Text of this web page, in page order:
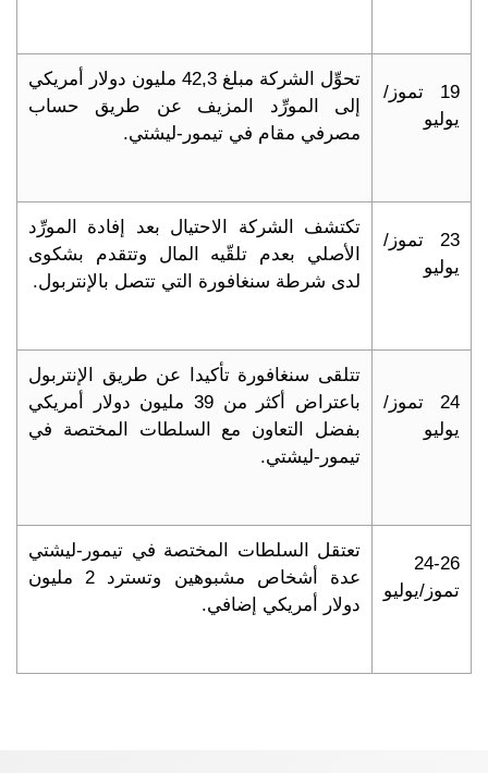
19 تموز/
يوليو
تحوِّل الشركة مبلغ 42,3 مليون دولار أمريكي
إلى المورِّد المزيف عن طريق حساب
مصرفي مقام في تيمور-ليشتي.
23 تموز/
يوليو
تكتشف الشركة الاحتيال بعد إفادة المورِّد
الأصلي بعدم تلقّيه المال وتتقدم بشكوى
لدى شرطة سنغافورة التي تتصل بالإنتربول.
24 تموز/
يوليو
تتلقى سنغافورة تأكيدا عن طريق الإنتربول
باعتراض أكثر من 39 مليون دولار أمريكي
بفضل التعاون مع السلطات المختصة في
تيمور-ليشتي.
24-26
تموز/يوليو
تعتقل السلطات المختصة في تيمور-ليشتي
عدة أشخاص مشبوهين وتسترد 2 مليون
دولار أمريكي إضافي.